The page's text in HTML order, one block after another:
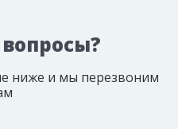
ниже и мы перезвоним